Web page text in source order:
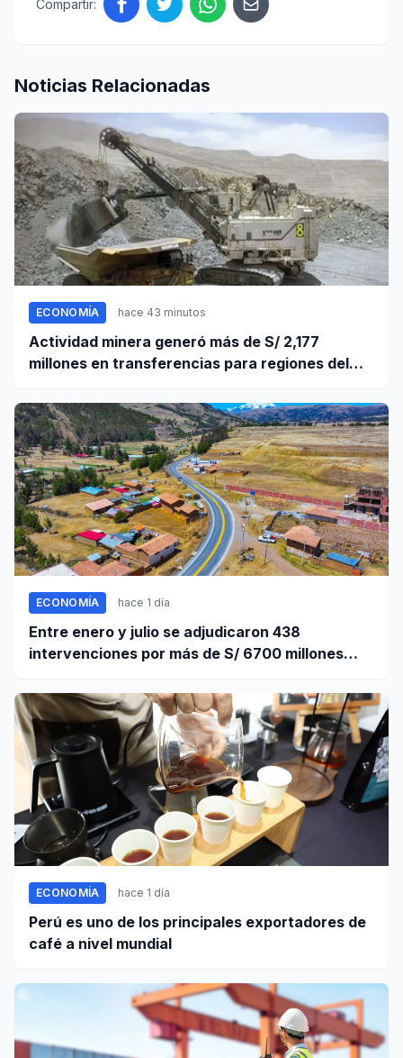
Compartir:
Noticias Relacionadas
ECONOMÍA hace 43 minutos
Actividad minera generó más de S/ 2,177
millones en transferencias para regiones del
ECONOMÍA hace 1 día
Entre enero y julio se adjudicaron 438
intervenciones por más de S/ 6700 millones
ECONOMÍA hace 1 día
Perú es uno de los principales exportadores de
café a nivel mundial